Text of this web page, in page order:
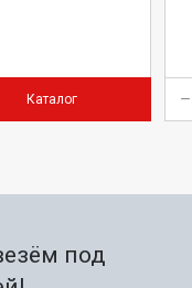
Каталог
под